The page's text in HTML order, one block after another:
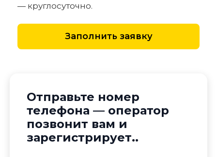
— круглосуточно.
Заполнить заявку
Отправьте номер
телефона — оператор
позвонит вам и
зарегистрирует..